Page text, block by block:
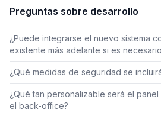
Preguntas sobre desarrollo
¿Puede integrarse el nuevo sistema
existente más adelante si es
¿Qué medidas de seguridad se
¿Qué tan personalizable será el
el back-office?